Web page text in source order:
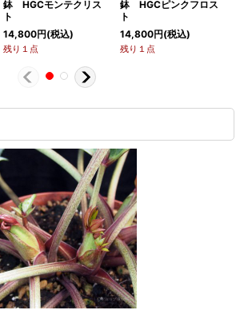
鉢 HGCモンテクリス
ト
14,800円(税込)
残り１点
鉢 HGCピンクフロス
ト
14,800円(税込)
残り１点